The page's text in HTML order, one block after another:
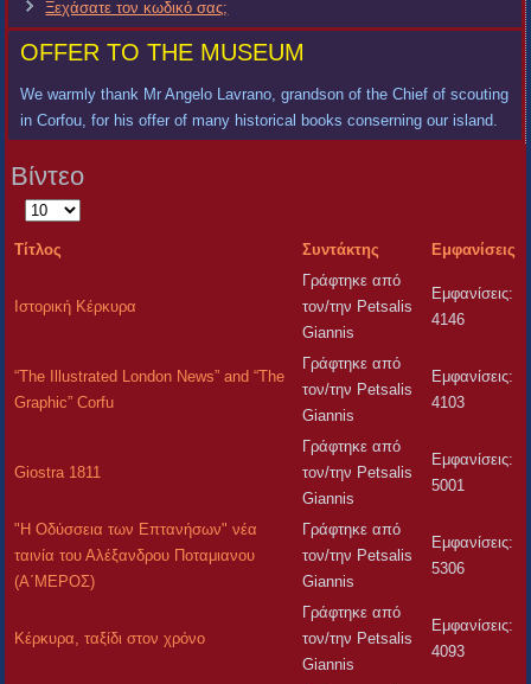
Ξεχάσατε τον κωδικό σας;
OFFER TO THE MUSEUM
We warmly thank Mr Angelo Lavrano, grandson of the Chief of scouting
in Corfou, for his offer of many historical books conserning our island.
Βίντεο
Εμφάνιση
Τίτλος Συντάκτης Εμφανίσεις
Ιστορική Κέρκυρα
Γράφτηκε από
τον/την Petsalis
Giannis
Εμφανίσεις:
4146
“The Illustrated London News” and “The
Graphic” Corfu
Γράφτηκε από
τον/την Petsalis
Giannis
Εμφανίσεις:
4103
Giostra 1811
Γράφτηκε από
τον/την Petsalis
Giannis
Εμφανίσεις:
5001
"Η Οδύσσεια των Eπτανήσων" νέα
ταινία του Αλέξανδρου Ποταμιανου
(Α΄ΜΕΡΟΣ)
Γράφτηκε από
τον/την Petsalis
Giannis
Εμφανίσεις:
5306
Κέρκυρα, ταξίδι στον χρόνο
Γράφτηκε από
τον/την Petsalis
Giannis
Εμφανίσεις:
4093